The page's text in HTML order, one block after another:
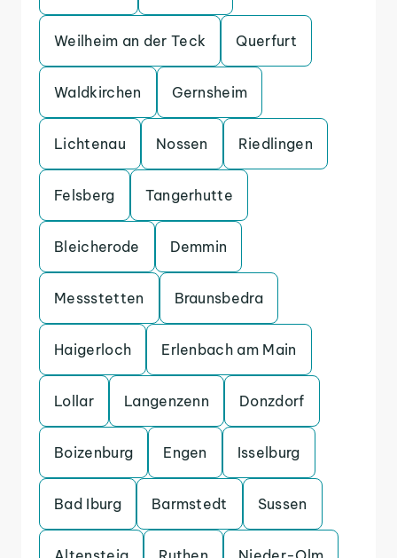
Weilheim an der Teck Querfurt
Waldkirchen Gernsheim
Lichtenau Nossen Riedlingen
Felsberg Tangerhutte
Bleicherode Demmin
Messstetten Braunsbedra
Haigerloch Erlenbach am Main
Lollar Langenzenn Donzdorf
Boizenburg Engen Isselburg
Bad Iburg Barmstedt Sussen